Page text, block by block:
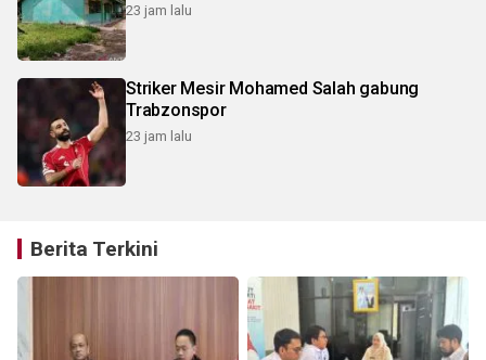
23 jam lalu
Striker Mesir Mohamed Salah gabung
Trabzonspor
23 jam lalu
Berita Terkini